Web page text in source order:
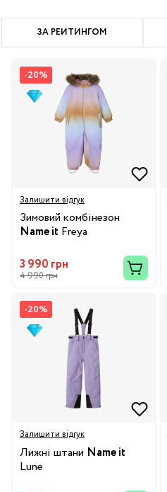
ЗА РЕЙТИНГОМ
-20%
Залишити відгук
Зимовий комбінезон
Name it Freya
3 990 грн
4 990 грн
-20%
Залишити відгук
Лижні штани Name it
Lune